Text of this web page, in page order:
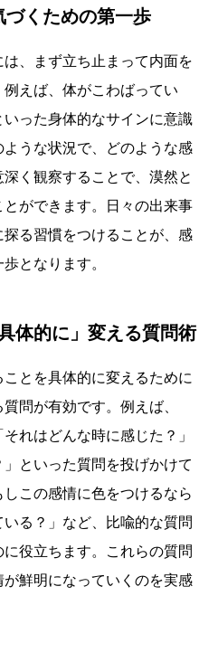
づくための第一歩
、まず立ち止まって内面を
えば、体がこわばってい
った身体的なサインに意識
うな状況で、どのような感
く観察することで、漠然と
ができます。日々の出来事
る習慣をつけることが、感
となります。
体的に」変える質問術
ことを具体的に変えるために
問が有効です。例えば、
れはどんな時に感じた？」
」といった質問を投げかけて
この感情に色をつけるなら
る？」など、比喩的な質問
役立ちます。これらの質問
鮮明になっていくのを実感